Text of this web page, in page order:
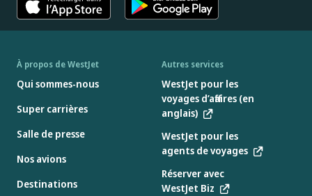
À propos de WestJet
Qui sommes-nous
Super carrières
Salle de presse
Nos avions
Destinations
Autres services
WestJet pour les
voyages d’affaires (en
anglais)
WestJet pour les
agents de voyages
Réserver avec
WestJet Biz